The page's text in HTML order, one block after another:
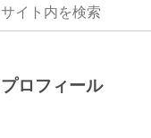
プロフィール